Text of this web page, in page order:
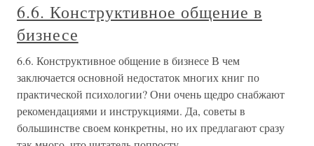
6.6. Конструктивное общение в
бизнесе
6.6. Конструктивное общение в бизнесе В чем
заключается основной недостаток многих книг по
практической психологии? Они очень щедро снабжают
рекомендациями и инструкциями. Да, советы в
большинстве своем конкретны, но их предлагают сразу